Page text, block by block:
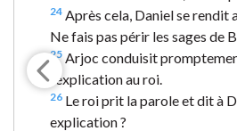
24 Après cela, Daniel se rendit
Ne fais pas périr les sages de
25 Arjoc conduisit
l’explication au roi.
26 Le roi prit la parole et dit à
explication ?